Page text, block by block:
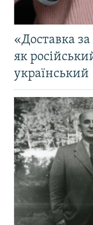
«Доставка
як
український